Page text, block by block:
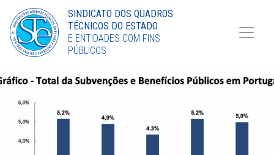
Torne-se Sócio
LinkedIn
SINDICATO DOS QUADROS
TÉCNICOS DO ESTADO
E ENTIDADES COM FINS
PÚBLICOS